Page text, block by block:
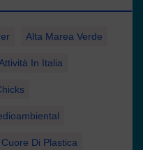
Alta Marea Verde
In Italia
Cuore Di Plastica